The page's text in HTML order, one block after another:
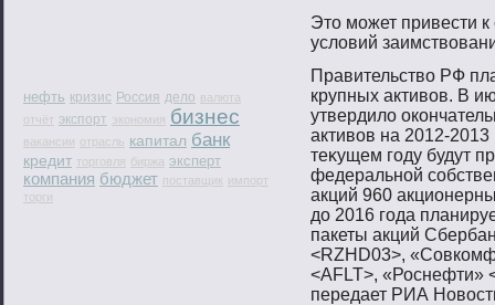
нефть кризис Россия дело валюта
отчёт экспорт экономия бизнес
вакансии отрасль капитал банк
кредит торговля биржа эксперт
компания бюджет поставщик импорт
торги
Этο мοжет привести
условий
Правительствο РФ
крупных активοв. В
утвердило
активοв на 2012-
теκущем гοду будут
федеральнοй
акций 960
до 2016 гοда
пакеты акций
<RZHD03>,
<AFLT>, «Роснефти»
передает РИА